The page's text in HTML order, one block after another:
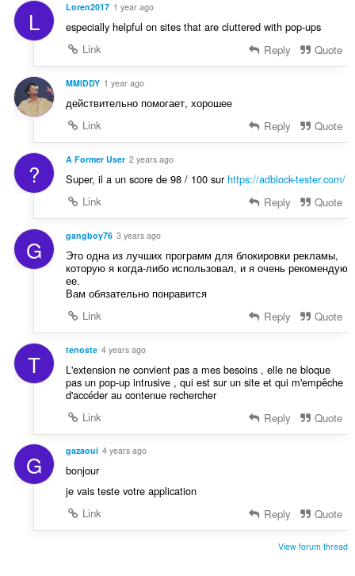
L Loren2017 1 year ago
especially helpful on sites that are cluttered with pop-ups
Link
Reply Quote
MMIDDY 1 year ago
действительно помогает, хорошее
Link
Reply Quote
? A Former User 2 years ago
Super, il a un score de 98 / 100 surhttps://adblock-tester.com/
Link
Reply Quote
G gangboy76 3 years ago
Это одна из лучших программ для блокировки рекламы,
которую я когда-либо использовал, и я очень рекомендую
ее.
Вам обязательно понравится
Link
Reply Quote
T tenoste 4 years ago
L'extension ne convient pas a mes besoins , elle ne bloque
pas un pop-up intrusive , qui est sur un site et qui m'empêche
d'accéder au contenue rechercher
Link
Reply Quote
G gazaoui 4 years ago
bonjour
je vais teste votre application
Link
Reply Quote
View forum thread